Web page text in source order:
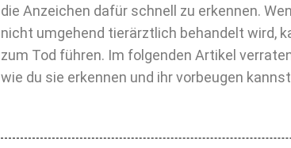
die Anzeichen dafür schnell zu erkennen.
nicht umgehend tierärztlich behandelt wird,
zum Tod führen. Im folgenden Artikel
wie du sie erkennen und ihr vorbeugen